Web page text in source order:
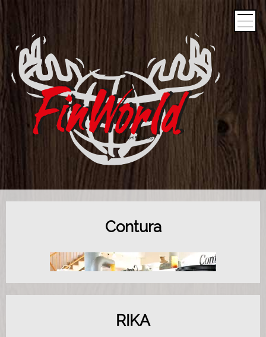
Produkte
Über uns
Anfahrt
Kontakt
Impressum
Datenschutz
Contura
RIKA